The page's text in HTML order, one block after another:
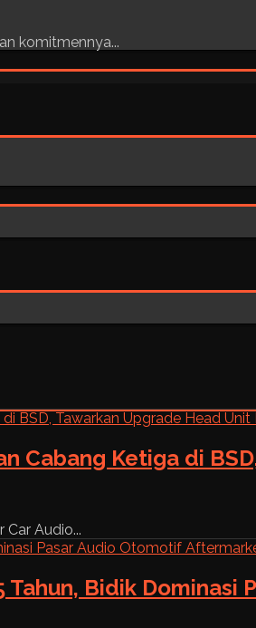
komitmennya...
Cabang Ketiga di
Audio...
Tahun, Bidik